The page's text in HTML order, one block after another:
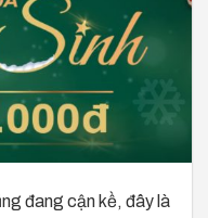
đang cận kề, đây là